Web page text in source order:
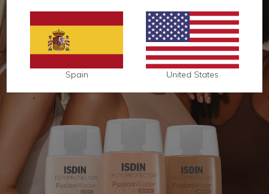
Spain United States